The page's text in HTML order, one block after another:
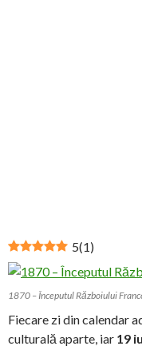
5(1)
1870 – Începutul Războiului
Fiecare zi din calendar
culturală aparte, iar 19